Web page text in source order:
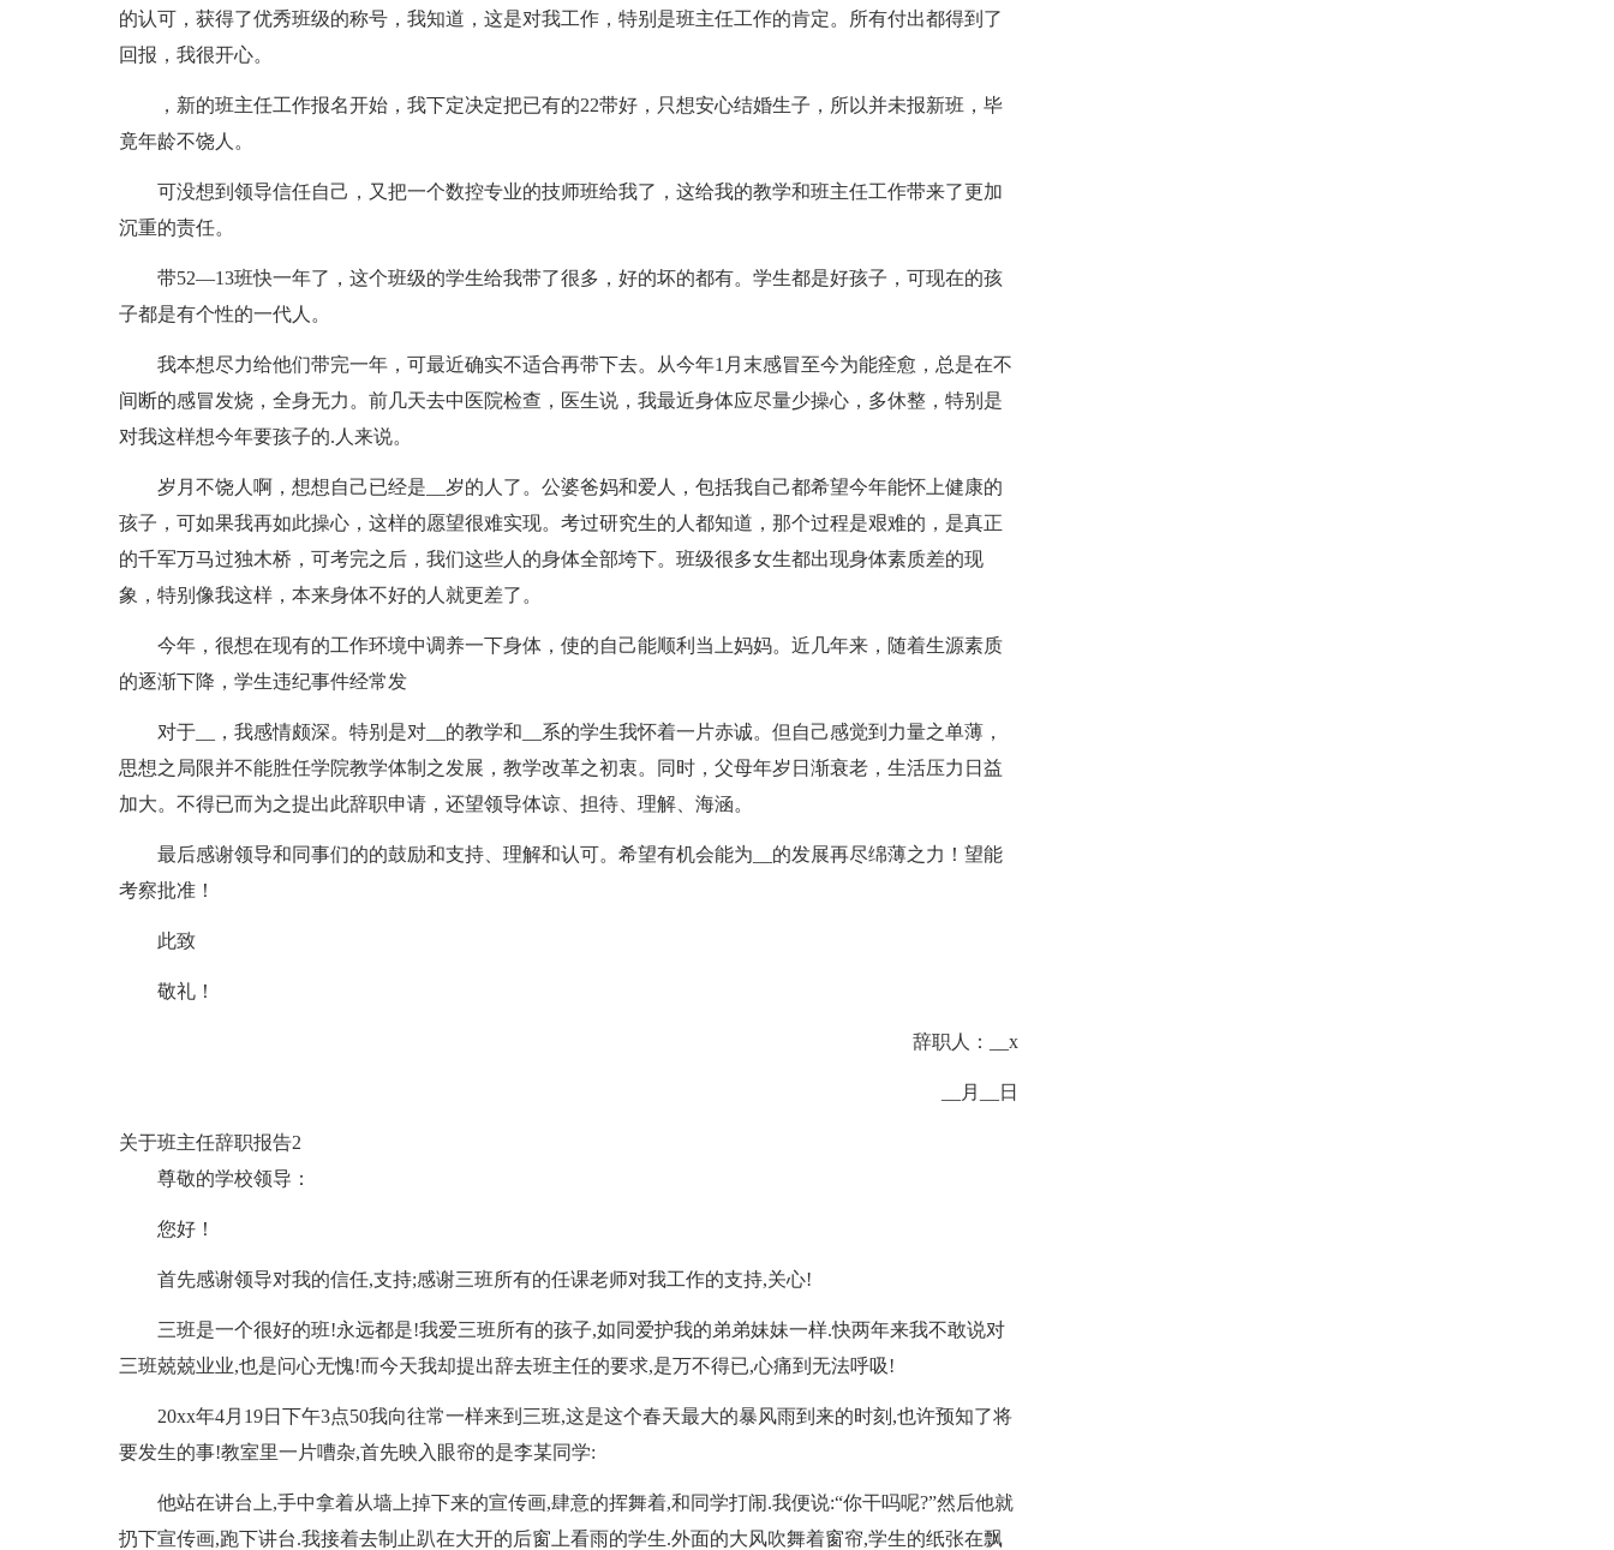
的认可，获得了优秀班级的称号，我知道，这是对我工作，特别是班主任工作的肯定。所有付出都得到了
回报，我很开心。
，新的班主任工作报名开始，我下定决定把已有的22带好，只想安心结婚生子，所以并未报新班，毕
竟年龄不饶人。
可没想到领导信任自己，又把一个数控专业的技师班给我了，这给我的教学和班主任工作带来了更加
沉重的责任。
带52—13班快一年了，这个班级的学生给我带了很多，好的坏的都有。学生都是好孩子，可现在的孩
子都是有个性的一代人。
我本想尽力给他们带完一年，可最近确实不适合再带下去。从今年1月末感冒至今为能痊愈，总是在不
间断的感冒发烧，全身无力。前几天去中医院检查，医生说，我最近身体应尽量少操心，多休整，特别是
对我这样想今年要孩子的.人来说。
岁月不饶人啊，想想自己已经是__岁的人了。公婆爸妈和爱人，包括我自己都希望今年能怀上健康的
孩子，可如果我再如此操心，这样的愿望很难实现。考过研究生的人都知道，那个过程是艰难的，是真正
的千军万马过独木桥，可考完之后，我们这些人的身体全部垮下。班级很多女生都出现身体素质差的现
象，特别像我这样，本来身体不好的人就更差了。
今年，很想在现有的工作环境中调养一下身体，使的自己能顺利当上妈妈。近几年来，随着生源素质
的逐渐下降，学生违纪事件经常发
对于__，我感情颇深。特别是对__的教学和__系的学生我怀着一片赤诚。但自己感觉到力量之单薄，
思想之局限并不能胜任学院教学体制之发展，教学改革之初衷。同时，父母年岁日渐衰老，生活压力日益
加大。不得已而为之提出此辞职申请，还望领导体谅、担待、理解、海涵。
最后感谢领导和同事们的的鼓励和支持、理解和认可。希望有机会能为__的发展再尽绵薄之力！望能
考察批准！
此致
敬礼！
辞职人：__x
__月__日
关于班主任辞职报告2
尊敬的学校领导：
您好！
首先感谢领导对我的信任,支持;感谢三班所有的任课老师对我工作的支持,关心!
三班是一个很好的班!永远都是!我爱三班所有的孩子,如同爱护我的弟弟妹妹一样.快两年来我不敢说对
三班兢兢业业,也是问心无愧!而今天我却提出辞去班主任的要求,是万不得已,心痛到无法呼吸!
20xx年4月19日下午3点50我向往常一样来到三班,这是这个春天最大的暴风雨到来的时刻,也许预知了将
要发生的事!教室里一片嘈杂,首先映入眼帘的是李某同学:
他站在讲台上,手中拿着从墙上掉下来的宣传画,肆意的挥舞着,和同学打闹.我便说:“你干吗呢?”然后他就
扔下宣传画,跑下讲台.我接着去制止趴在大开的后窗上看雨的学生.外面的大风吹舞着窗帘,学生的纸张在飘